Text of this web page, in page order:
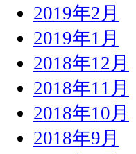
2019年2月
2019年1月
2018年12月
2018年11月
2018年10月
2018年9月